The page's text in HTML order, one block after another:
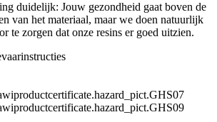
duidelijk: Jouw gezondheid gaat boven de
van het materiaal, maar we doen natuurlijk
te zorgen dat onze resins er goed uitzien.